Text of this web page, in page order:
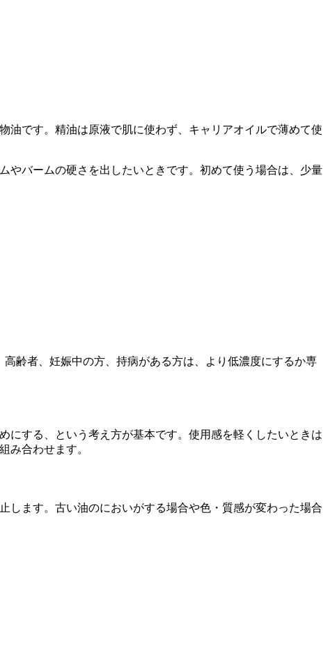
油です。精油は原液で肌に使わず、キャリアオイルで薄めて使
やバームの硬さを出したいときです。初めて使う場合は、少量
齢者、妊娠中の方、持病がある方は、より低濃度にするか専
にする、という考え方が基本です。使用感を軽くしたいときは
み合わせます。
します。古い油のにおいがする場合や色・質感が変わった場合